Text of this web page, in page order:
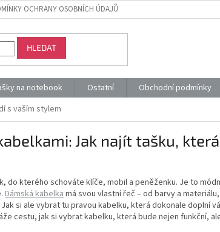
OCHRANY OSOBNÍCH ÚDAJŮ
HLEDAT
na notebook Ostatní Obchodní podmínky
s vaším stylem
Jak najít tašku,
do kterého schováte klíče, mobil a peněženku. Je to
Dámská kabelka má svou vlastní řeč – od barvy a
si ale vybrat tu pravou kabelku, která dokonale doplní
cestu, jak si vybrat kabelku, která bude nejen funkční,